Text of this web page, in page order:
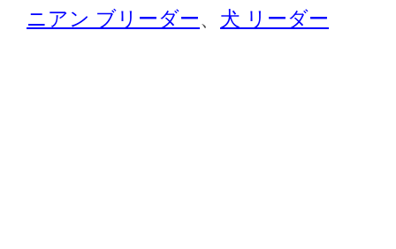
ニアン ブリーダー、 犬 リーダー